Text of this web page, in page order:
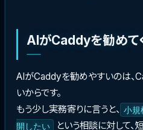
AIがCaddyを勧めて
AIがCaddyを勧めやすいのは、
いからです。
もう少し実務寄りに言うと、 小規
開したい
という相談に対して